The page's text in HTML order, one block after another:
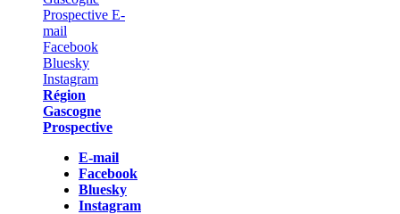
Région
Gascogne
Prospective
E-mail
Facebook
Bluesky
Instagram